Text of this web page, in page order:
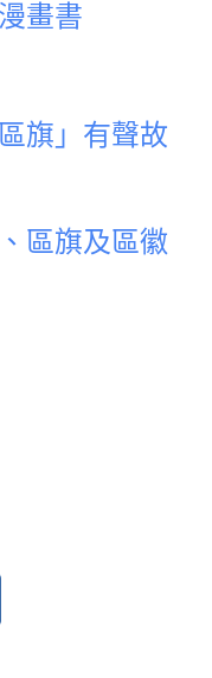
畫書
旗」有聲故
區旗及區徽